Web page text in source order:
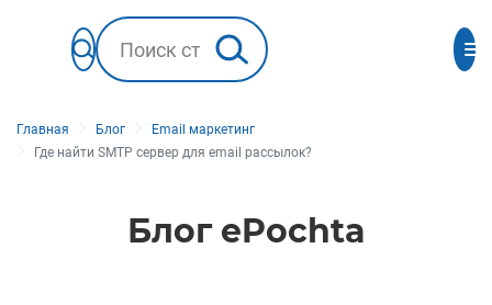
Главная Блог
Email маркетинг
Где найти SMTP сервер для email рассылок?
Блог ePochta